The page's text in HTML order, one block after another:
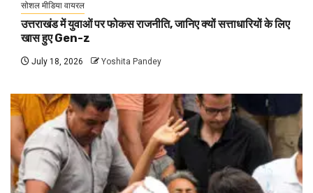
सोशल मीडिया वायरल
उत्तराखंड में युवाओं पर फोकस राजनीति, जानिए क्यों सत्ताधारियों के लिए
खास हुए Gen-z
July 18, 2026 Yoshita Pandey